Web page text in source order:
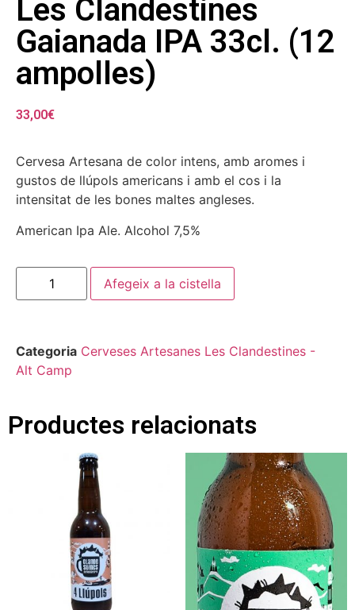
Les Clandestines
Gaianada IPA 33cl. (12
ampolles)
33,00€
Cervesa Artesana de color intens, amb aromes i
gustos de llúpols americans i amb el cos i la
intensitat de les bones maltes angleses.
American Ipa Ale. Alcohol 7,5%
Afegeix a la cistella
Categoria Cerveses Artesanes Les Clandestines -
Alt Camp
Productes relacionats